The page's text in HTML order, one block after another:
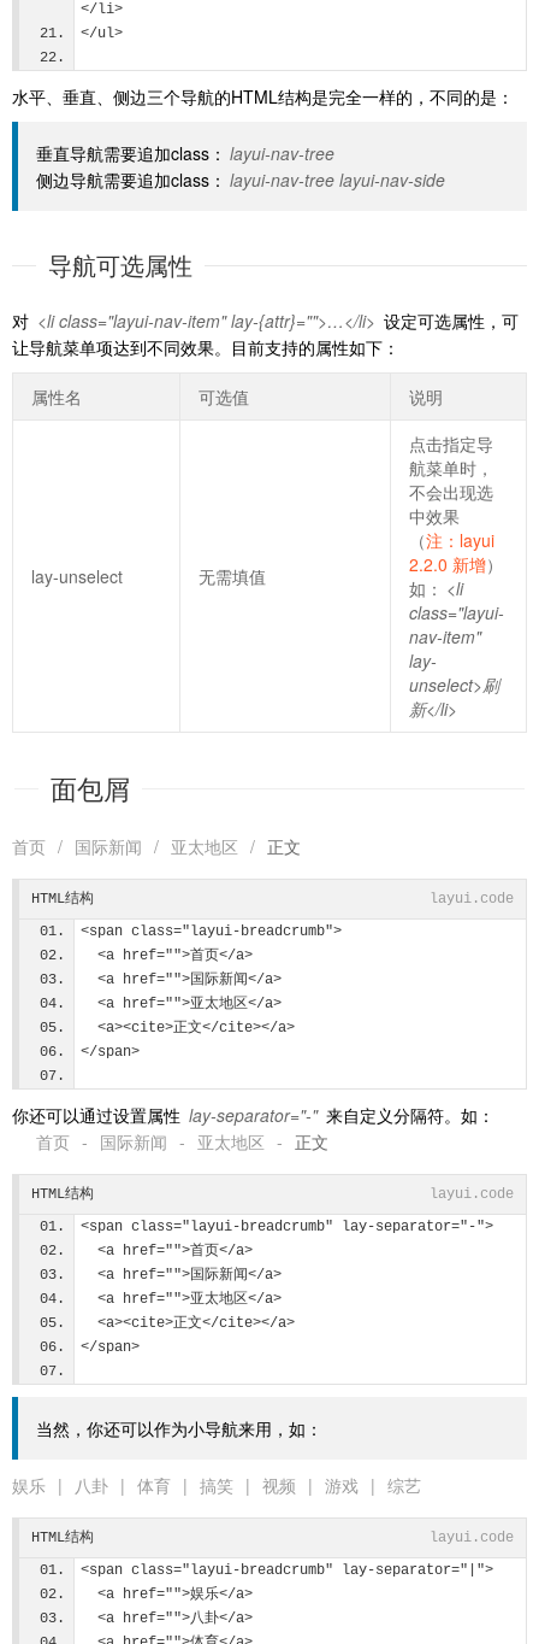
</li>
</ul>
水平、垂直、侧边三个导航的HTML结构是完全一样的，不同的是：
垂直导航需要追加class： layui-nav-tree
侧边导航需要追加class： layui-nav-tree layui-nav-side
导航可选属性
对 <li class="layui-nav-item" lay-{attr}="">…</li> 设定可选属性，可
让导航菜单项达到不同效果。目前支持的属性如下：
属性名 可选值 说明
lay-unselect 无需填值
点击指定导
航菜单时，
不会出现选
中效果
（注：layui
2.2.0 新增）
如： <li
class="layui-
nav-item"
lay-
unselect>刷
新</li>
面包屑
首页 / 国际新闻 / 亚太地区 / 正文
HTML结构
layui.code
<span class="layui-breadcrumb">
  <a href="">首页</a>
  <a href="">国际新闻</a>
  <a href="">亚太地区</a>
  <a><cite>正文</cite></a>
</span>
你还可以通过设置属性 lay-separator="-" 来自定义分隔符。如：
首页 - 国际新闻 - 亚太地区 - 正文
HTML结构
layui.code
<span class="layui-breadcrumb" lay-separator="-">
  <a href="">首页</a>
  <a href="">国际新闻</a>
  <a href="">亚太地区</a>
  <a><cite>正文</cite></a>
</span>
当然，你还可以作为小导航来用，如：
娱乐 | 八卦 | 体育 | 搞笑 | 视频 | 游戏 | 综艺
HTML结构
layui.code
<span class="layui-breadcrumb" lay-separator="|">
  <a href="">娱乐</a>
  <a href="">八卦</a>